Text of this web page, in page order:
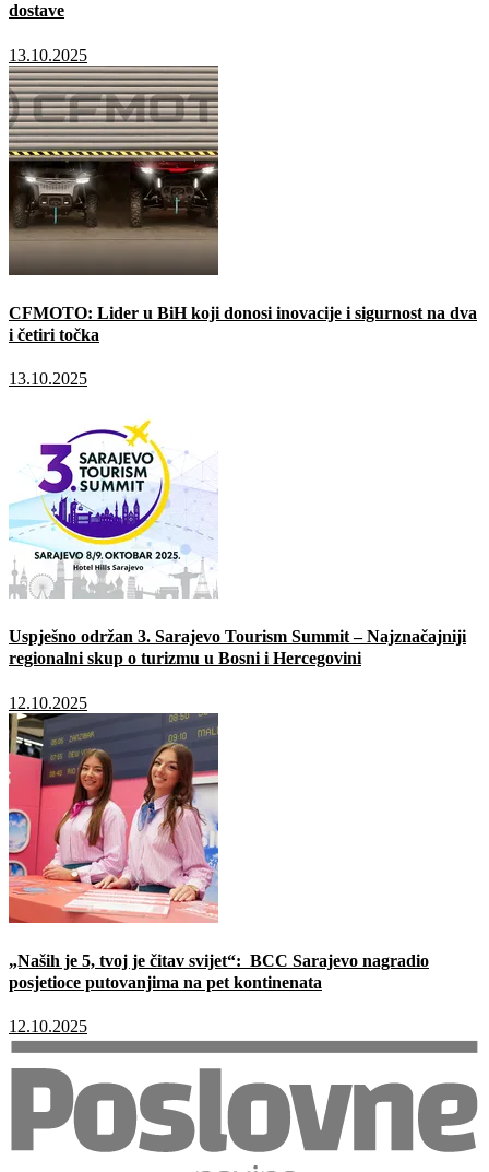
dostave
13.10.2025
CFMOTO: Lider u BiH koji donosi inovacije i sigurnost na dva
i četiri točka
13.10.2025
Uspješno održan 3. Sarajevo Tourism Summit – Najznačajniji
regionalni skup o turizmu u Bosni i Hercegovini
12.10.2025
„Naših je 5, tvoj je čitav svijet“: BCC Sarajevo nagradio
posjetioce putovanjima na pet kontinenata
12.10.2025